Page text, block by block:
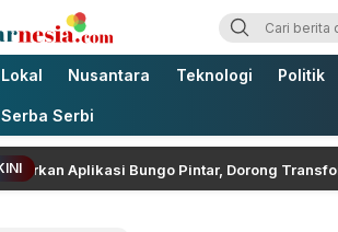
Lokal Nusantara Teknologi Politik
Serba Serbi
Aplikasi Bungo Pintar, Dorong Transformasi